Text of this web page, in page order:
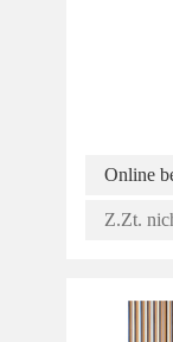
Online
Z.Zt.